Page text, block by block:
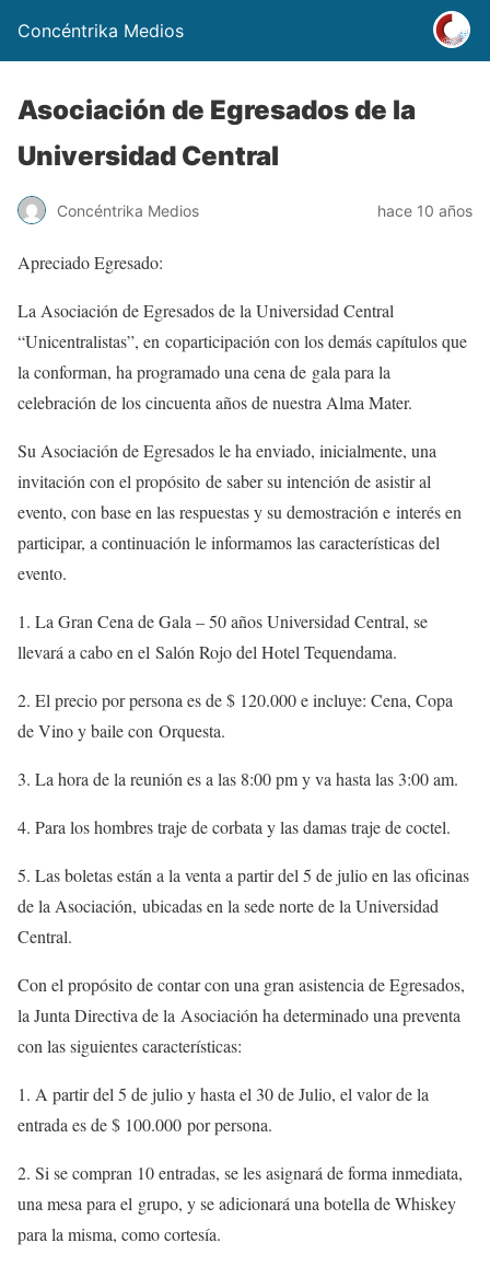
Concéntrika Medios
Asociación de Egresados de la
Universidad Central
Concéntrika Medios hace 10 años
Apreciado Egresado:
La Asociación de Egresados de la Universidad Central
“Unicentralistas”, en coparticipación con los demás capítulos que
la conforman, ha programado una cena de gala para la
celebración de los cincuenta años de nuestra Alma Mater.
Su Asociación de Egresados le ha enviado, inicialmente, una
invitación con el propósito de saber su intención de asistir al
evento, con base en las respuestas y su demostración e interés en
participar, a continuación le informamos las características del
evento.
1. La Gran Cena de Gala – 50 años Universidad Central, se
llevará a cabo en el Salón Rojo del Hotel Tequendama.
2. El precio por persona es de $ 120.000 e incluye: Cena, Copa
de Vino y baile con Orquesta.
3. La hora de la reunión es a las 8:00 pm y va hasta las 3:00 am.
4. Para los hombres traje de corbata y las damas traje de coctel.
5. Las boletas están a la venta a partir del 5 de julio en las oficinas
de la Asociación, ubicadas en la sede norte de la Universidad
Central.
Con el propósito de contar con una gran asistencia de Egresados,
la Junta Directiva de la Asociación ha determinado una preventa
con las siguientes características:
1. A partir del 5 de julio y hasta el 30 de Julio, el valor de la
entrada es de $ 100.000 por persona.
2. Si se compran 10 entradas, se les asignará de forma inmediata,
una mesa para el grupo, y se adicionará una botella de Whiskey
para la misma, como cortesía.